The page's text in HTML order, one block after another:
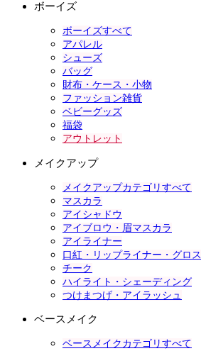
ボーイズ
ボーイズすべて
アパレル
シューズ
バッグ
財布・ケース・小物
ファッション雑貨
ベビーグッズ
福袋
アウトレット
メイクアップ
メイクアップカテゴリすべて
マスカラ
アイシャドウ
アイブロウ・眉マスカラ
アイライナー
口紅・リップライナー・グロス
チーク
ハイライト・シェーディング
つけまつげ・アイラッシュ
ベースメイク
ベースメイクカテゴリすべて